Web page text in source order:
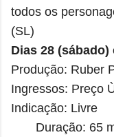
todos os
(SL)
Dias 28
Produção: Ruber
Ingressos: Preço
Indicação: Livre
Duração: 65